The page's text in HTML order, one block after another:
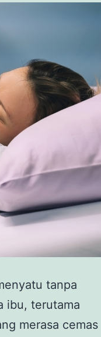
tanpa
ibu, terutama
merasa cemas